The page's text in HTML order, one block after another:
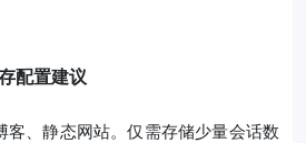
配置建议
客、静态网站。仅需存储少量会话数